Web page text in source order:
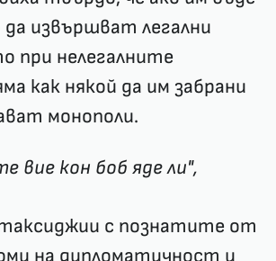
да извършват легални
при нелегалните
как някой да им забрани
монополи.
вие кон боб яде ли",
таксиджии с познатите от
на дипломатичност и